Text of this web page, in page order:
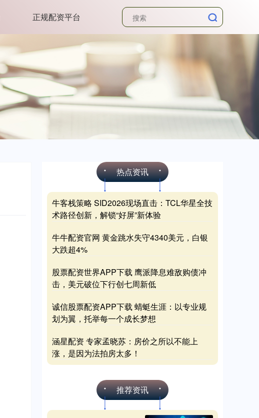
正规配资平台
热点资讯
牛客栈策略 SID2026现场直击：TCL华星全技
术路径创新，解锁“好屏”新体验
牛牛配资官网 黄金跳水失守4340美元，白银
大跌超4%
股票配资世界APP下载 鹰派降息难敌购债冲
击，美元破位下行创七周新低
诚信股票配资APP下载 蜻蜓生涯：以专业规
划为翼，托举每一个成长梦想
涵星配资 专家孟晓苏：房价之所以不能上
涨，是因为法拍房太多！
推荐资讯